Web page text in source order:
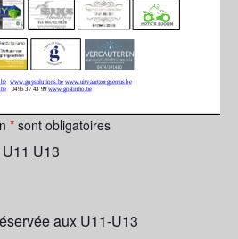
* sont obligatoires
U13
aux U11-U13